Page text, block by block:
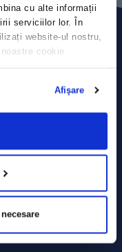
cu alte informații
serviciilor lor. În
website-ul nostru,
cookie.
Afişare